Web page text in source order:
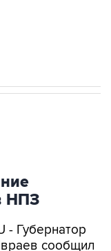
НПЗ
- Губернатор
сообщил